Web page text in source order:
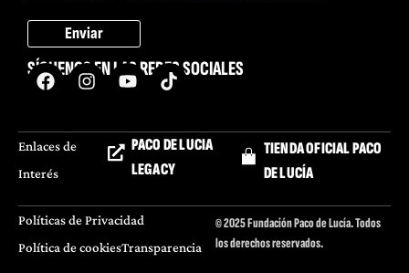
Enviar
SÍGUENOS EN LAS REDES SOCIALES
Enlaces de
Interés
PACO DE LUCIA
LEGACY
TIENDA OFICIAL PACO
DE LUCÍA
Políticas de Privacidad
Política de cookiesTransparencia
© 2025 Fundación Paco de Lucía. Todos
los derechos reservados.